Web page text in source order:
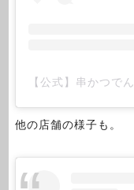
他の店舗の様子も。